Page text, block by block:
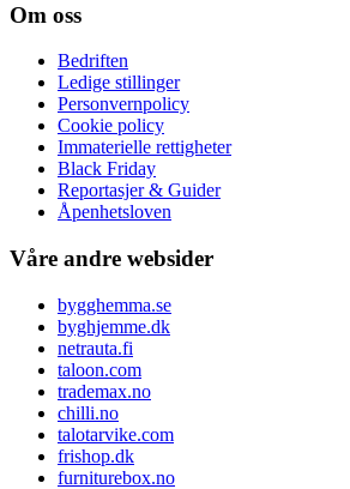
Om oss
Bedriften
Ledige stillinger
Personvernpolicy
Cookie policy
Immaterielle rettigheter
Black Friday
Reportasjer & Guider
Åpenhetsloven
Våre andre websider
bygghemma.se
byghjemme.dk
netrauta.fi
taloon.com
trademax.no
chilli.no
talotarvike.com
frishop.dk
furniturebox.no